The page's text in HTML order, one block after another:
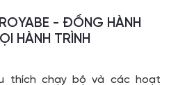
- ĐỒNG HÀNH
HÀNH TRÌNH
thích chạy bộ và các hoạt